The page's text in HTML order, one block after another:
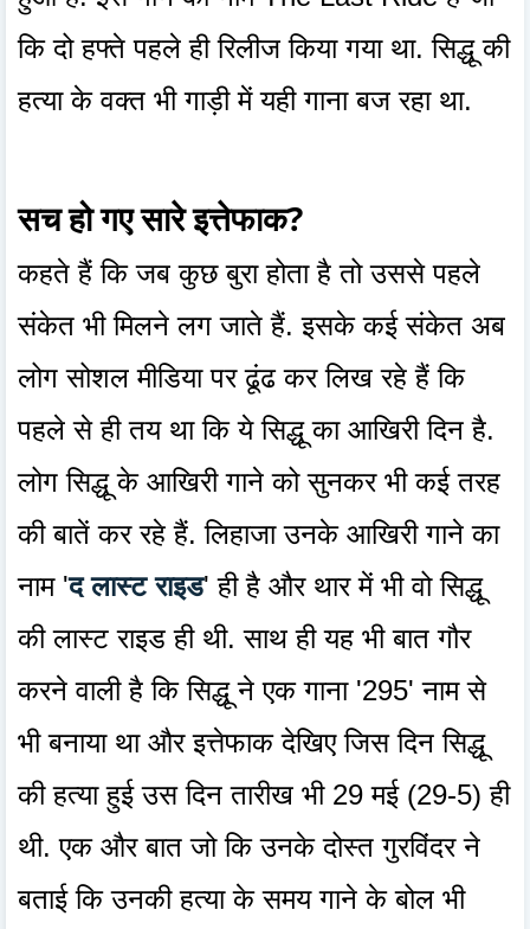
कि दो हफ्ते पहले ही रिलीज किया गया था. सिद्धू की
हत्या के वक्त भी गाड़ी में यही गाना बज रहा था.
सच हो गए सारे इत्तेफाक?
कहते हैं कि जब कुछ बुरा होता है तो उससे पहले
संकेत भी मिलने लग जाते हैं. इसके कई संकेत अब
लोग सोशल मीडिया पर ढूंढ कर लिख रहे हैं कि
पहले से ही तय था कि ये सिद्धू का आखिरी दिन है.
लोग सिद्धू के आखिरी गाने को सुनकर भी कई तरह
की बातें कर रहे हैं. लिहाजा उनके आखिरी गाने का
नाम 'द लास्ट राइड' ही है और थार में भी वो सिद्धू
की लास्ट राइड ही थी. साथ ही यह भी बात गौर
करने वाली है कि सिद्धू ने एक गाना '295' नाम से
भी बनाया था और इत्तेफाक देखिए जिस दिन सिद्धू
की हत्या हुई उस दिन तारीख भी 29 मई (29-5) ही
थी. एक और बात जो कि उनके दोस्त गुरविंदर ने
बताई कि उनकी हत्या के समय गाने के बोल भी